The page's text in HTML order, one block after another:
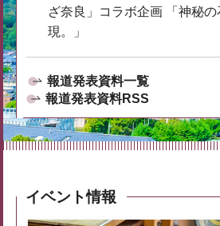
ざ奈良」コラボ企画 「神秘
現。」
報道発表資料一覧
報道発表資料RSS
イベント情報